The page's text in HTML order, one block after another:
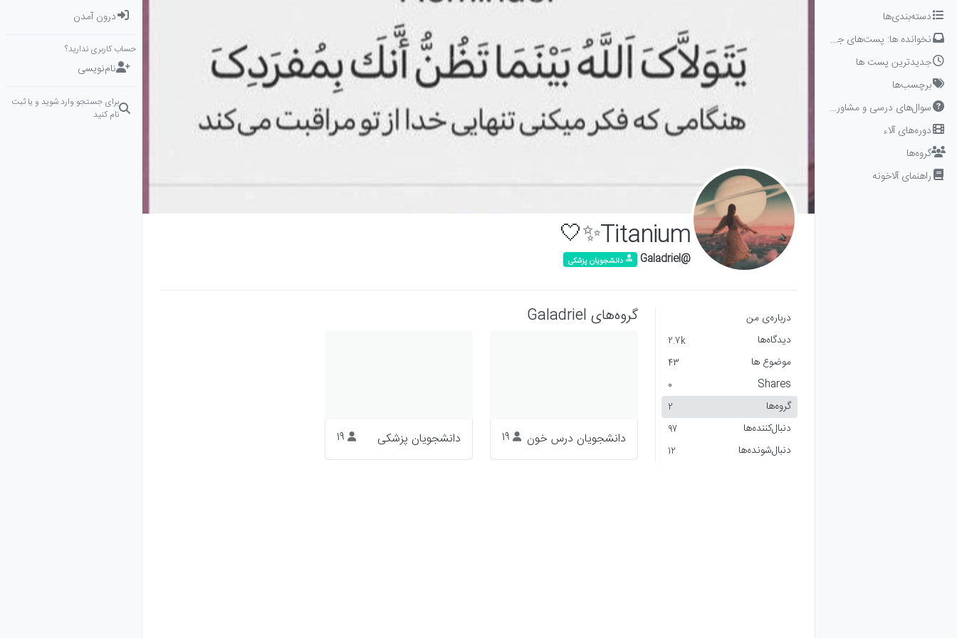
Skip to content
دسته‌بندی‌ها
نخوانده ها: پست‌های جدید برای شما
جدیدترین پست ها
برچسب‌ها
سوال‌های درسی و مشاوره‌ای
دوره‌های آلاء
گروه‌ها
راهنمای آلاخونه
Titanium✨🤍
@Galadriel دانشجویان پزشکی
درباره‌‌ی من
دیدگاه‌ها
2.7k
موضوع ها 43
Shares
0
گروه‌ها 2
دنبال‌کننده‌ها 97
دنبال‌شونده‌ها 12
گروه‌های Galadriel
دانشجویان درس خون دانشجویان پزشکی
درون آمدن
حساب کاربری ندارید؟
نام‌نویسی
برای جستجو وارد شوید و یا ثبت
نام کنید